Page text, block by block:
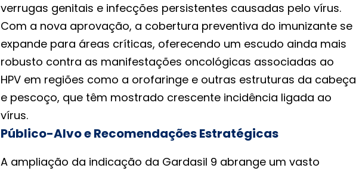
verrugas genitais e infecções persistentes causadas pelo vírus.
Com a nova aprovação, a cobertura preventiva do imunizante se
expande para áreas críticas, oferecendo um escudo ainda mais
robusto contra as manifestações oncológicas associadas ao
HPV em regiões como a orofaringe e outras estruturas da cabeça
e pescoço, que têm mostrado crescente incidência ligada ao
vírus.
Público-Alvo e Recomendações Estratégicas
A ampliação da indicação da Gardasil 9 abrange um vasto